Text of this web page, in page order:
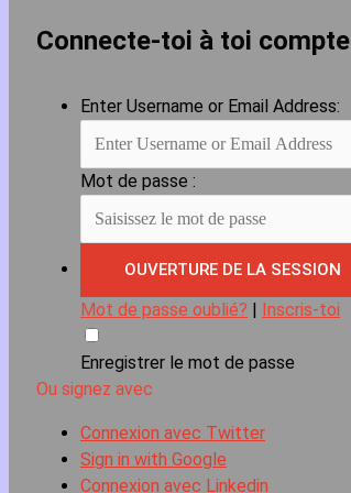
Connecte-toi à toi compte
Enter Username or Email Address:
Mot de passe :
Mot de passe oublié? Inscris-toi
Enregistrer le mot de passe
Ou signez avec
Connexion avec Twitter
Sign in with Google
Connexion avec Linkedin